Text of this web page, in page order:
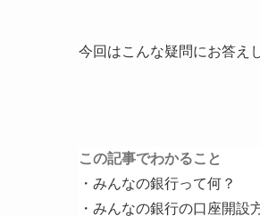
今回はこんな疑問にお答え
この記事でわかること
・みんなの銀行って何？
・みんなの銀行の口座開設